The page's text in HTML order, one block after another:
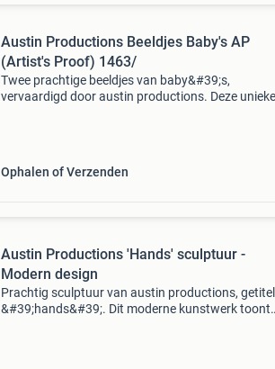
Austin Productions Beeldjes Baby's AP
(Artist's Proof) 1463/
Twee prachtige beeldjes van baby&#39;s,
vervaardigd door austin productions. Deze unieke
Ophalen of Verzenden
Austin Productions 'Hands' sculptuur -
Modern design
Prachtig sculptuur van austin productions,
&#39;hands&#39;. Dit moderne kunstwerk toont